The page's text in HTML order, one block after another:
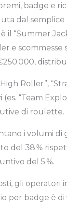
badge e
dal
il “Summer
e
000,
Roller”,
“Team
di roulette.
i volumi di
del 38 %
del 5 %.
gli operatori
per badge è